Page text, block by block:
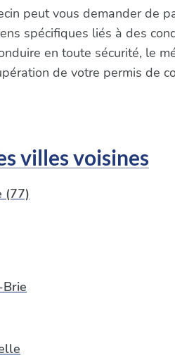
peut vous demander de
spécifiques liés à des
en toute sécurité, le
de votre permis de
villes voisines
(77)